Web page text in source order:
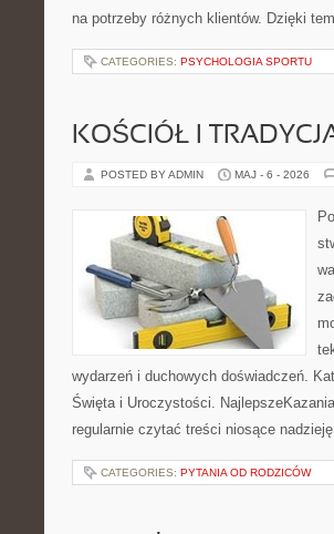
na potrzeby różnych klientów. Dzięki
CATEGORIES: PSYCHOLOGIA SPORTU
KOŚCIÓŁ I
POSTED BY ADMIN MAJ - 6 - 2026
wydarzeń i duchowych doświadczeń.
Święta i Uroczystości.
regularnie czytać treści niosące
CATEGORIES: PYTANIA OD RODZICÓW